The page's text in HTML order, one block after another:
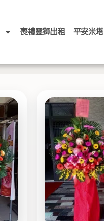
喪禮靈獅出租 平安米塔